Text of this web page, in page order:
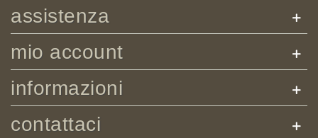
assistenza
mio account
informazioni
contattaci